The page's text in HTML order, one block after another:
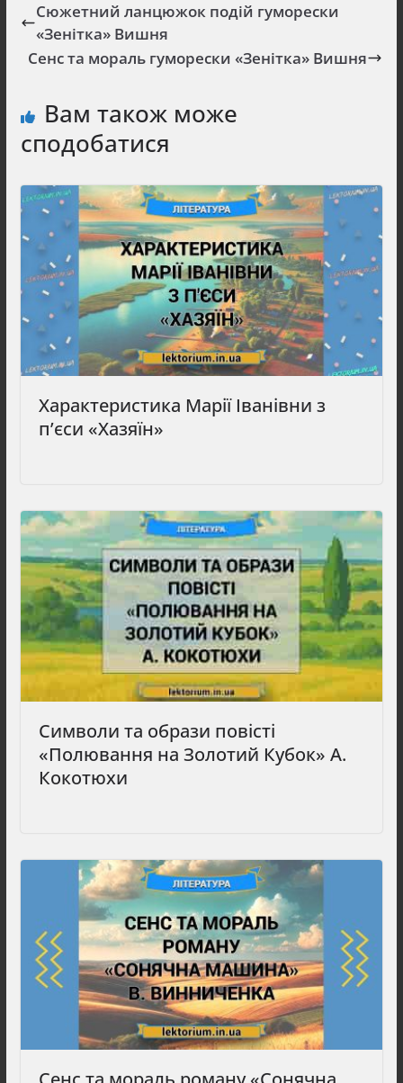
Сюжетний ланцюжок подій гуморески
«Зенітка» Вишня
Сенс та мораль гуморески «Зенітка» Вишня
Вам також може
сподобатися
Характеристика Марії Іванівни з
п’єси «Хазяїн»
Символи та образи повісті
«Полювання на Золотий Кубок» А.
Кокотюхи